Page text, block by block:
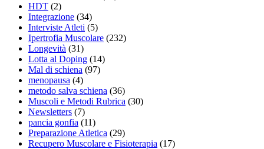
HDT (2)
Integrazione (34)
Interviste Atleti (5)
Ipertrofia Muscolare (232)
Longevità (31)
Lotta al Doping (14)
Mal di schiena (97)
menopausa (4)
metodo salva schiena (36)
Muscoli e Metodi Rubrica (30)
Newsletters (7)
pancia gonfia (11)
Preparazione Atletica (29)
Recupero Muscolare e Fisioterapia (17)